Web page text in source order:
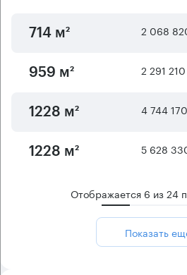
714 м² 2 068
959 м² 2 291
1228 м² 4 744
1228 м² 5 628
Отображается 6 из24
Показать